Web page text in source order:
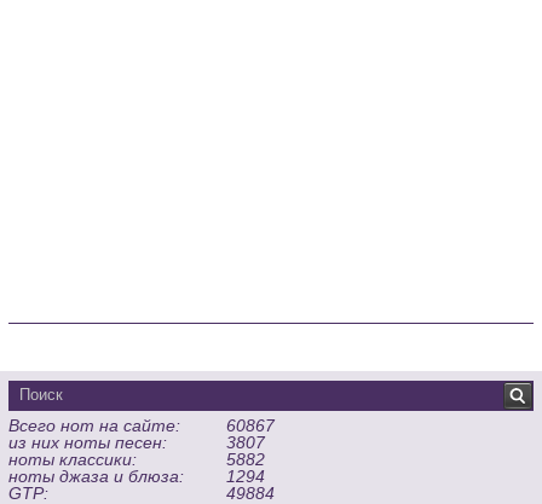
Всего нот на сайте:
60867
из них ноты песен:
3807
ноты классики:
5882
ноты джаза и блюза:
1294
GTP:
49884